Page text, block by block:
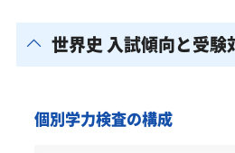
世界史 入試傾向と受験
個別学力検査の構成